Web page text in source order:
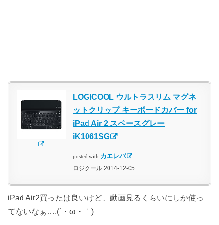
LOGICOOL ウルトラスリム マグネ
ットクリップ キーボードカバー for
iPad Air 2 スペースグレー
iK1061SG
posted with カエレバ
ロジクール 2014-12-05
iPad Air2買ったは良いけど、動画見るくらいにしか使っ
てないなぁ….(´・ω・｀)